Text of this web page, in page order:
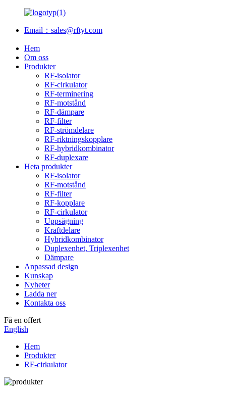
Email：sales@rftyt.com
Hem
Om oss
Produkter
RF-isolator
RF-cirkulator
RF-terminering
RF-motstånd
RF-dämpare
RF-filter
RF-strömdelare
RF-riktningskopplare
RF-hybridkombinator
RF-duplexare
Heta produkter
RF-isolator
RF-motstånd
RF-filter
RF-kopplare
RF-cirkulator
Uppsägning
Kraftdelare
Hybridkombinator
Duplexenhet, Triplexenhet
Dämpare
Anpassad design
Kunskap
Nyheter
Ladda ner
Kontakta oss
Få en offert
English
Hem
Produkter
RF-cirkulator